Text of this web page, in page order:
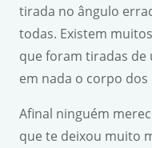
tirada no ângulo
todas. Existem
que foram tiradas de
em nada o corpo dos
Afinal ninguém
que te deixou muito